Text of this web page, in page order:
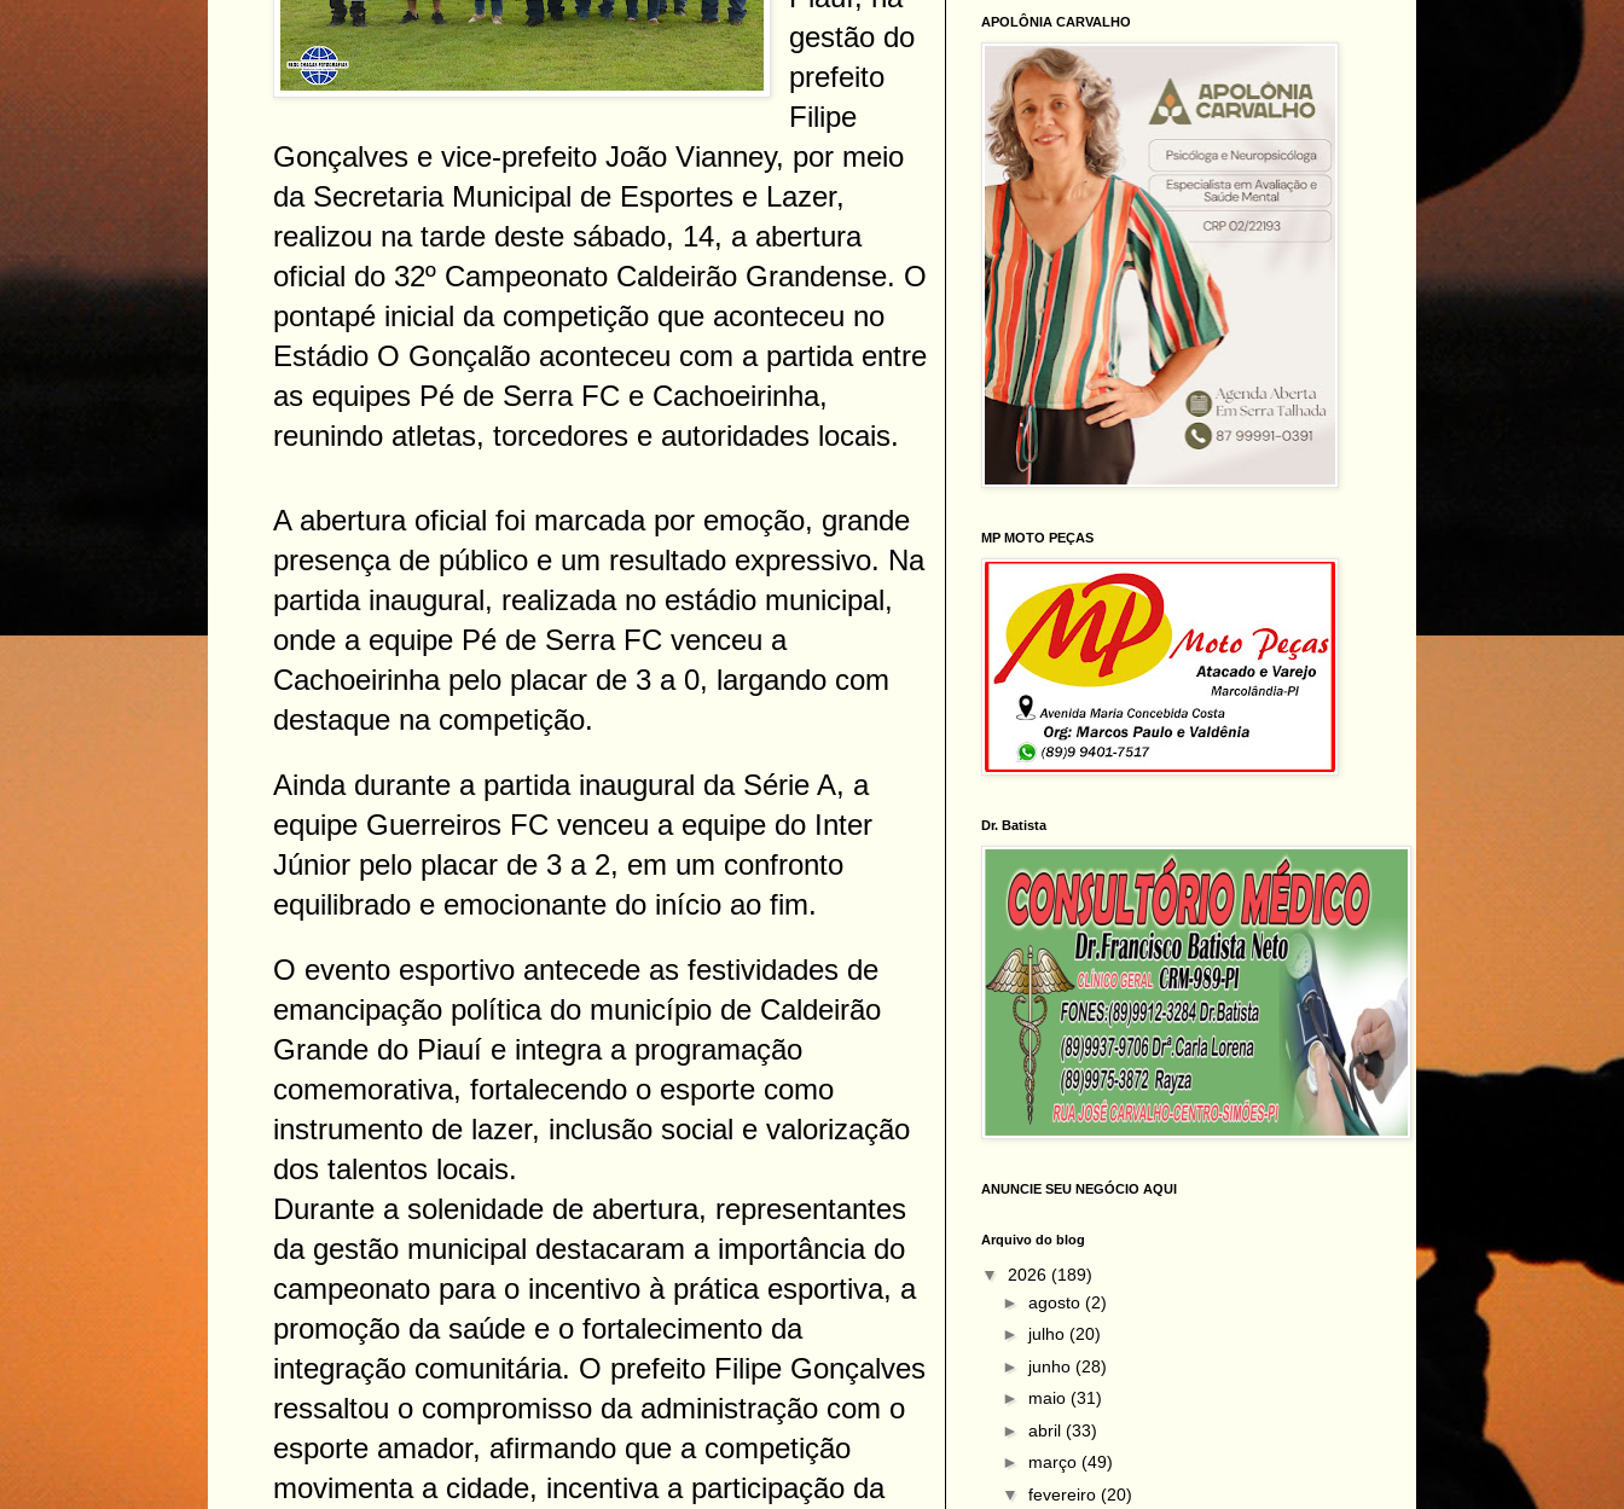
gestão do
prefeito
Filipe
Gonçalves e vice-prefeito João Vianney, por meio
da Secretaria Municipal de Esportes e Lazer,
realizou na tarde deste sábado, 14, a abertura
oficial do 32º Campeonato Caldeirão Grandense. O
pontapé inicial da competição que aconteceu no
Estádio O Gonçalão aconteceu com a partida entre
as equipes Pé de Serra FC e Cachoeirinha,
reunindo atletas, torcedores e autoridades locais.
A abertura oficial foi marcada por emoção, grande
presença de público e um resultado expressivo. Na
partida inaugural, realizada no estádio municipal,
onde a equipe Pé de Serra FC venceu a
Cachoeirinha pelo placar de 3 a 0, largando com
destaque na competição.
Ainda durante a partida inaugural da Série A, a
equipe Guerreiros FC venceu a equipe do Inter
Júnior pelo placar de 3 a 2, em um confronto
equilibrado e emocionante do início ao fim.
O evento esportivo antecede as festividades de
emancipação política do município de Caldeirão
Grande do Piauí e integra a programação
comemorativa, fortalecendo o esporte como
instrumento de lazer, inclusão social e valorização
dos talentos locais.
Durante a solenidade de abertura, representantes
da gestão municipal destacaram a importância do
campeonato para o incentivo à prática esportiva, a
promoção da saúde e o fortalecimento da
integração comunitária. O prefeito Filipe Gonçalves
ressaltou o compromisso da administração com o
esporte amador, afirmando que a competição
movimenta a cidade, incentiva a participação da
APOLÔNIA CARVALHO
MP MOTO PEÇAS
Dr. Batista
ANUNCIE SEU NEGÓCIO AQUI
Arquivo do blog
▼ 2026 (189)
► agosto (2)
► julho (20)
► junho (28)
► maio (31)
► abril (33)
► março (49)
▼ fevereiro (20)